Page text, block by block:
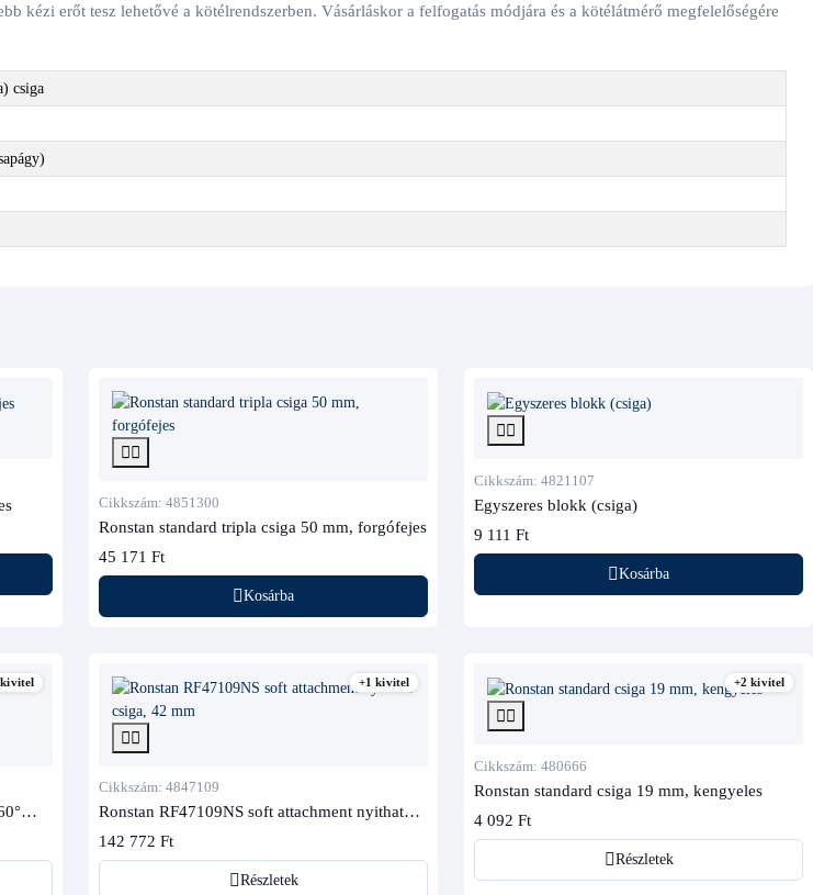
kézi erőt tesz lehetővé a kötélrendszerben. Vásárláskor a felfogatás módjára és a kötélátmérő megfelelőségére
csiga
Cikkszám: 4851300
Ronstan standard tripla csiga 50 mm, forgófejes
45 171 Ft
Kosárba
Cikkszám: 4821107
Egyszeres blokk (csiga)
9 111 Ft
Kosárba
+1 kivitel
Cikkszám: 4847109
Ronstan RF47109NS soft attachment nyitható
142 772 Ft
Részletek
+2 kivitel
Cikkszám: 480666
Ronstan standard csiga 19 mm, kengyeles
4 092 Ft
Részletek